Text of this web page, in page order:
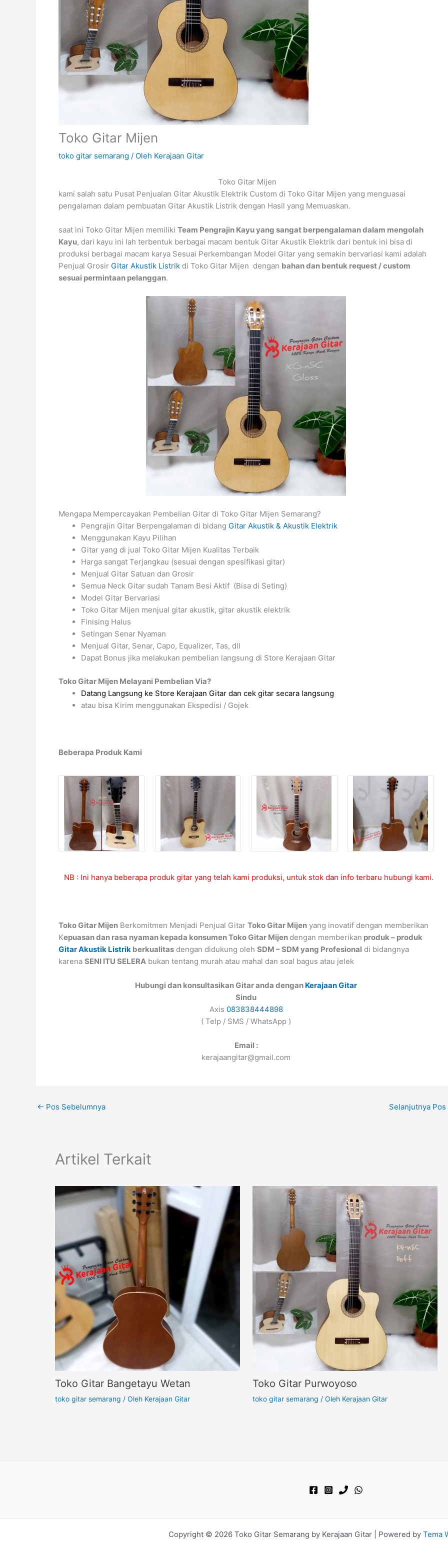
Toko Gitar Mijen
toko gitar semarang / Oleh Kerajaan Gitar
Toko Gitar Mijen
kami salah satu Pusat Penjualan Gitar Akustik Elektrik Custom di Toko Gitar Mijen yang menguasai
pengalaman dalam pembuatan Gitar Akustik Listrik dengan Hasil yang Memuaskan.
saat ini Toko Gitar Mijen memiliki Team Pengrajin Kayu yang sangat berpengalaman dalam mengolah
Kayu, dari kayu ini lah terbentuk berbagai macam bentuk Gitar Akustik Elektrik dari bentuk ini bisa di
produksi berbagai macam karya Sesuai Perkembangan Model Gitar yang semakin bervariasi kami adalah
Penjual Grosir Gitar Akustik Listrik di Toko Gitar Mijen dengan bahan dan bentuk request / custom
sesuai permintaan pelanggan.
Mengapa Mempercayakan Pembelian Gitar di Toko Gitar Mijen Semarang?
Pengrajin Gitar Berpengalaman di bidang Gitar Akustik & Akustik Elektrik
Menggunakan Kayu Pilihan
Gitar yang di jual Toko Gitar Mijen Kualitas Terbaik
Harga sangat Terjangkau (sesuai dengan spesifikasi gitar)
Menjual Gitar Satuan dan Grosir
Semua Neck Gitar sudah Tanam Besi Aktif (Bisa di Seting)
Model Gitar Bervariasi
Toko Gitar Mijen menjual gitar akustik, gitar akustik elektrik
Finising Halus
Setingan Senar Nyaman
Menjual Gitar, Senar, Capo, Equalizer, Tas, dll
Dapat Bonus jika melakukan pembelian langsung di Store Kerajaan Gitar
Toko Gitar Mijen Melayani Pembelian Via?
Datang Langsung ke Store Kerajaan Gitar dan cek gitar secara langsung
atau bisa Kirim menggunakan Ekspedisi / Gojek
Beberapa Produk Kami
NB : Ini hanya beberapa produk gitar yang telah kami produksi, untuk stok dan info terbaru hubungi kami.
Toko Gitar Mijen Berkomitmen Menjadi Penjual Gitar Toko Gitar Mijen yang inovatif dengan memberikan
Kepuasan dan rasa nyaman kepada konsumen Toko Gitar Mijen dengan memberikan produk – produk
Gitar Akustik Listrik berkualitas dengan didukung oleh SDM – SDM yang Profesional di bidangnya
karena SENI ITU SELERA bukan tentang murah atau mahal dan soal bagus atau jelek
Hubungi dan konsultasikan Gitar anda dengan Kerajaan Gitar
Sindu
Axis 083838444898
( Telp / SMS / WhatsApp )
Email :
kerajaangitar@gmail.com
← Pos Sebelumnya Selanjutnya Pos
Artikel Terkait
Toko Gitar Bangetayu Wetan
toko gitar semarang / Oleh Kerajaan Gitar
Toko Gitar Purwoyoso
toko gitar semarang / Oleh Kerajaan Gitar
Copyright © 2026 Toko Gitar Semarang by Kerajaan Gitar | Powered by Tema